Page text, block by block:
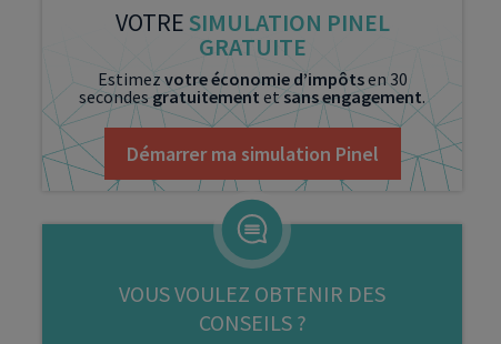
son crédit immobilier
PEA
Loi Madelin
SCPI
Le guide de la loi Denormandie 2026
Simulation prêt immobilier
Nos vidéos
Nos Podcasts
VOTRE SIMULATION PINEL
GRATUITE
Estimez votre économie d’impôtsen 30
secondesgratuitement etsans engagement.
Démarrer ma simulation Pinel
VOUS VOULEZ OBTENIR DES
CONSEILS ?